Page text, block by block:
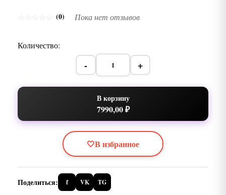
(0) Пока нет отзывов
Количество:
- +
В корзину
7990,00 ₽
🤍В избранное
Поделиться: f VK TG